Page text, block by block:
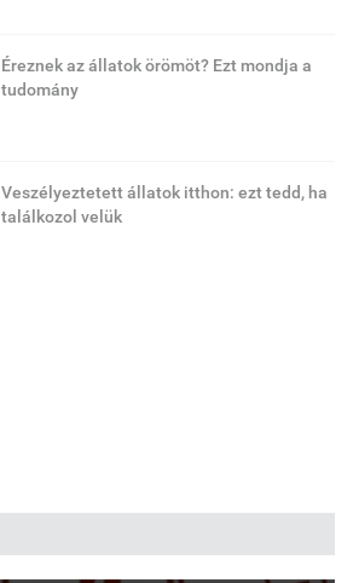
Éreznek az állatok örömöt? Ezt mondja a
tudomány
Veszélyeztetett állatok itthon: ezt tedd, ha
találkozol velük